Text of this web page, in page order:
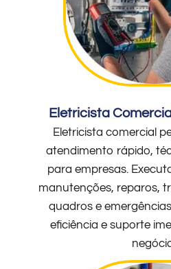
Eletricista
Eletricista comercial
atendimento rápido,
para empresas.
manutenções, reparos,
quadros e
eficiência e suporte